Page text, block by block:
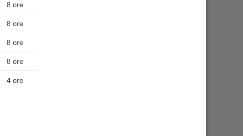
8 ore
8 ore
8 ore
8 ore
4 ore